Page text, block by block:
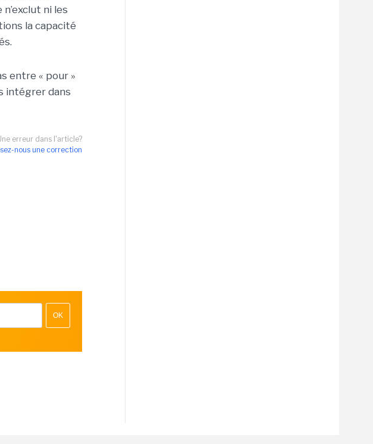
ni les
la capacité
entre « pour »
intégrer dans
erreur dans l'article?
nous une correction
OK